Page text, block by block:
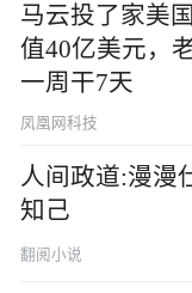
马云投了家美
值40亿美元，
一周干7天
凤凰网科技
人间政道:漫漫
知己
翻阅小说